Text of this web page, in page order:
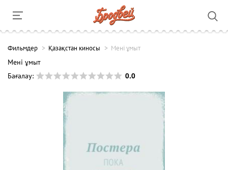
Фильмдер Қазақстан киносы Мені ұмыт
Мені ұмыт
Бағалау:
0.0